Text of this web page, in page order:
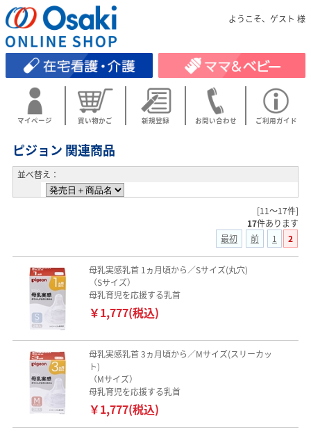
ようこそ、ゲスト 様
マイページ 買い物かご 新規登録 お問い合わせ ご利用ガイド
ピジョン 関連商品
並べ替え：
[11～17件]
17件あります
最初
前 1 2
母乳実感乳首 1ヵ月頃から／Sサイズ(丸穴)
（Sサイズ）
母乳育児を応援する乳首
￥1,777(税込)
母乳実感乳首 3ヵ月頃から／Mサイズ(スリーカッ
ト)
（Mサイズ）
母乳育児を応援する乳首
￥1,777(税込)